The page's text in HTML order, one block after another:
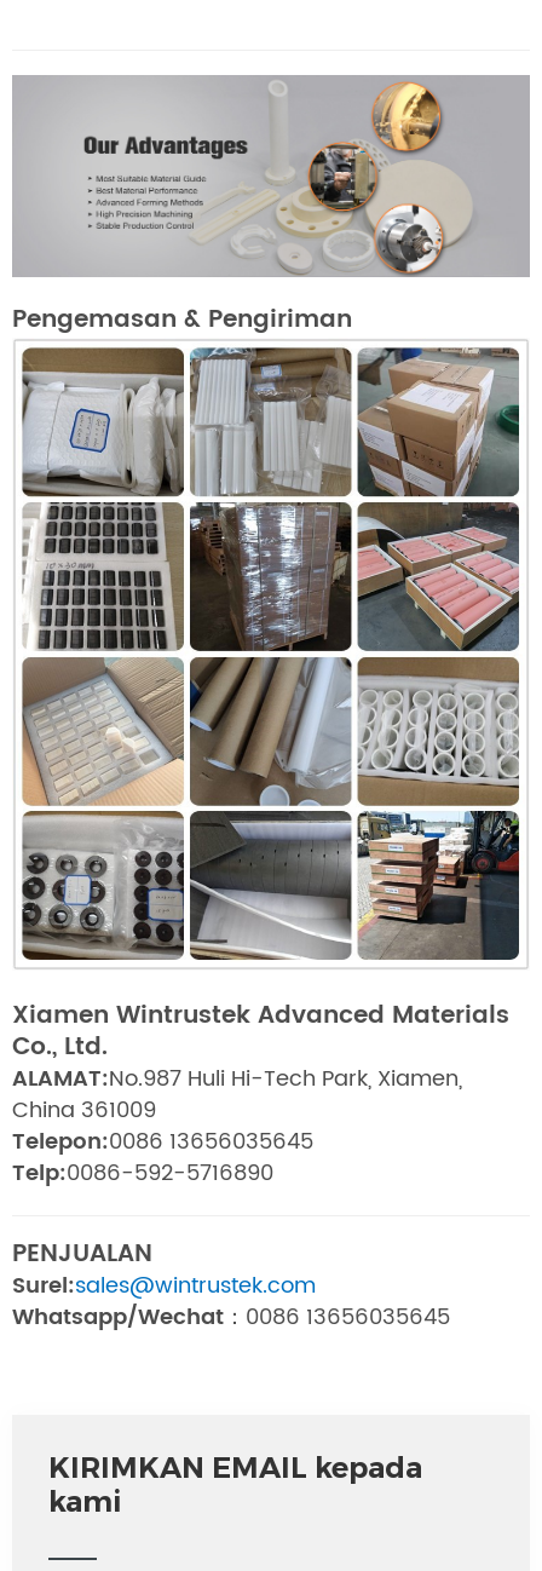
Pengemasan & Pengiriman
Xiamen Wintrustek Advanced Materials
Co., Ltd.
ALAMAT:No.987 Huli Hi-Tech Park, Xiamen,
China 361009
Telepon:0086 13656035645
Telp:0086-592-5716890
PENJUALAN
Surel:sales@wintrustek.com
Whatsapp/Wechat： 0086 13656035645
KIRIMKAN EMAIL kepada
kami